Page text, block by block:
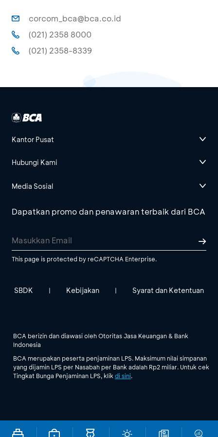
corcom_bca@bca.co.id
(021) 2358 8000
(021) 2358-8339
Kantor Pusat
Hubungi Kami
Media Sosial
Dapatkan promo dan penawaran terbaik dari BCA
This page is protected by reCAPTCHA Enterprise.
SBDK | Kebijakan | Syarat dan Ketentuan
BCA berizin dan diawasi oleh Otoritas Jasa Keuangan & Bank
Indonesia
BCA merupakan peserta penjaminan LPS. Maksimum nilai simpanan
yang dijamin LPS per Nasabah per Bank adalah Rp2 miliar. Untuk cek
Tingkat Bunga Penjaminan LPS, klik di sini.